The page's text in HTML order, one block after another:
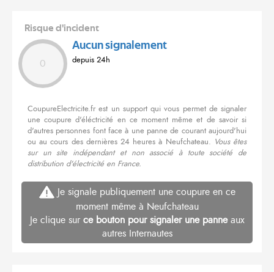
Risque d'incident
0
Aucun signalement
depuis 24h
CoupureElectricite.fr est un support qui vous permet de signaler
une coupure d'éléctricité en ce moment même et de savoir si
d'autres personnes font face à une panne de courant aujourd'hui
ou au cours des dernières 24 heures à Neufchateau. Vous êtes
sur un site indépendant et non associé à toute société de
distribution d'électricité en France.
Je signale publiquement une coupure en ce
moment même à Neufchateau
Je clique sur ce bouton pour signaler une panneaux
autres Internautes